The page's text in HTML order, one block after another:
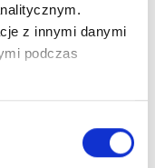
z innymi danymi
podczas